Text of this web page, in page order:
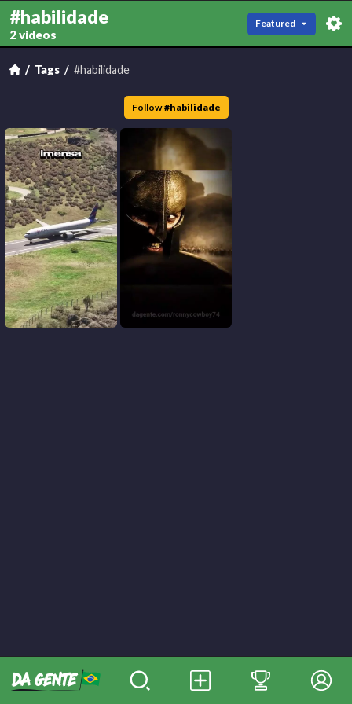
#habilidade
2 videos
Featured
Tags #habilidade
Follow #habilidade